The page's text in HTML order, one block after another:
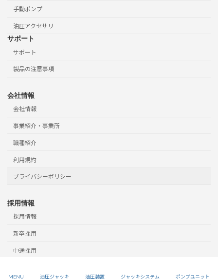
手動ポンプ
油圧アクセサリ
サポート
サポート
製品の注意事項
会社情報
会社情報
事業紹介・事業所
職種紹介
利用規約
プライバシーポリシー
採用情報
採用情報
新卒採用
中途採用
MENU 油圧ジャッキ 油圧装置 ジャッキシステム ポンプユニット